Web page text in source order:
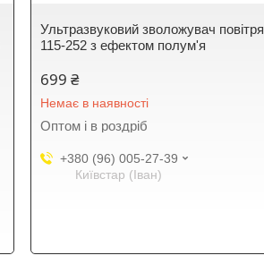
Ультразвуковий зволожувач повітря
115-252 з ефектом полум'я
699 ₴
Немає в наявності
Оптом і в роздріб
+380 (96) 005-27-39
Київстар (Іван)